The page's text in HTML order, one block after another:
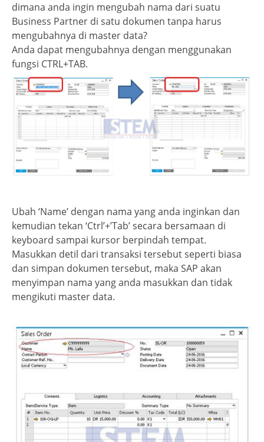
dimana anda ingin mengubah nama dari suatu
Business Partner di satu dokumen tanpa harus
mengubahnya di master data?
Anda dapat mengubahnya dengan menggunakan
fungsi CTRL+TAB.
Ubah ‘Name’ dengan nama yang anda inginkan dan
kemudian tekan ‘Ctrl’+’Tab’ secara bersamaan di
keyboard sampai kursor berpindah tempat.
Masukkan detil dari transaksi tersebut seperti biasa
dan simpan dokumen tersebut, maka SAP akan
menyimpan nama yang anda masukkan dan tidak
mengikuti master data.